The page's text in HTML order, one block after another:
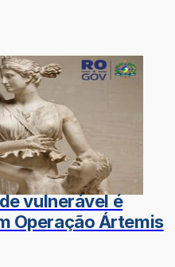
vulnerável é
Operação Ártemis